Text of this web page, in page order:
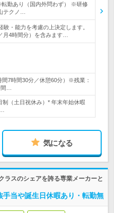
勤あり（国内外問わず） ※研修
テクノ…
・能力を考慮の上決定します。
4時間分）を含みます…
7時間30分／休憩60分）※残業：
…
（土日祝休み）* 年末年始休暇
気になる
ラスのシェアを誇る専業メーカーと
当や誕生日休暇あり・転勤無